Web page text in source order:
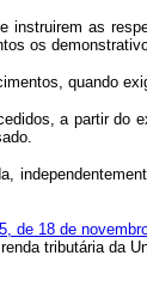
as
os
quando
a partir do
de 18 de
tributária da